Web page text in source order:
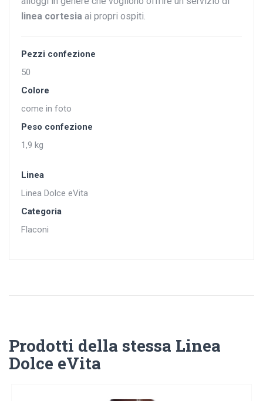
linea cortesia ai propri ospiti.
Pezzi confezione
50
Colore
come in foto
Peso confezione
1,9 kg
Linea
Linea Dolce eVita
Categoria
Flaconi
Prodotti della stessa Linea
Dolce eVita